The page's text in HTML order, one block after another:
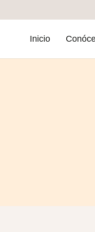
Inicio